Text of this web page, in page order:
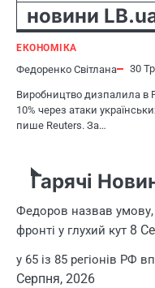
новини
ЕКОНОМІКА
Федоренко Світлана 30
Виробництво дизпалила в
10% через атаки
пише Reuters. За…
Гарячі
Федоров назвав умову,
фронті у глухий кут 8
у 65 із 85 регіонів РФ
Серпня, 2026